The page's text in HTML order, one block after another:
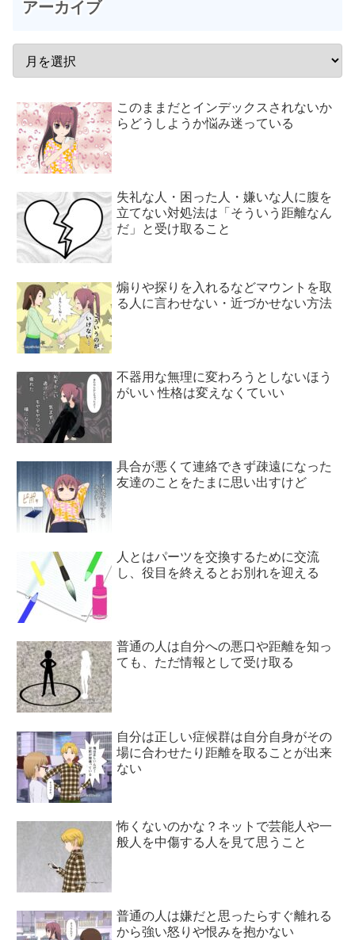
アーカイブ
このままだとインデックスされないか
らどうしようか悩み迷っている
失礼な人・困った人・嫌いな人に腹を
立てない対処法は「そういう距離なん
だ」と受け取ること
煽りや探りを入れるなどマウントを取
る人に言わせない・近づかせない方法
不器用な無理に変わろうとしないほう
がいい 性格は変えなくていい
具合が悪くて連絡できず疎遠になった
友達のことをたまに思い出すけど
人とはパーツを交換するために交流
し、役目を終えるとお別れを迎える
普通の人は自分への悪口や距離を知っ
ても、ただ情報として受け取る
自分は正しい症候群は自分自身がその
場に合わせたり距離を取ることが出来
ない
怖くないのかな？ネットで芸能人や一
般人を中傷する人を見て思うこと
普通の人は嫌だと思ったらすぐ離れる
から強い怒りや恨みを抱かない